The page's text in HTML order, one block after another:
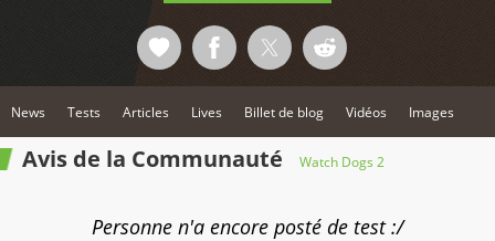
News Tests Articles Lives Billet de blog Vidéos Images
Avis de la Communauté Watch Dogs 2
Personne n'a encore posté de test :/